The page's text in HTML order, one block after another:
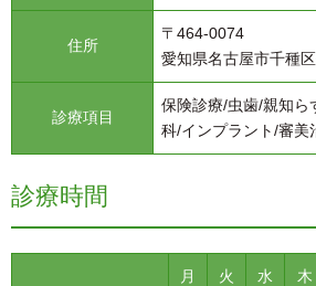
住所
〒464-0074
愛知県名古屋市千種
診療項目
保険診療/虫歯/親知ら
科/インプラント/審美
診療時間
月 火 水 木